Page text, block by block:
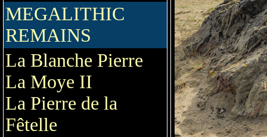
MEGALITHIC
REMAINS
La Blanche Pierre
La Moye II
La Pierre de la
Fêtelle